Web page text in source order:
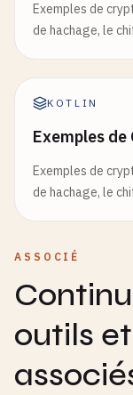
Exemples de
de hachage, le
KOTLIN
Exemples
Exemples de
de hachage, le
ASSOCIÉ
outils